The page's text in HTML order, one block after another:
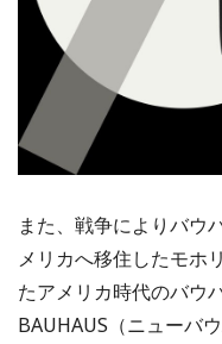
また、戦争によりバウ
メリカへ移住したモホ
たアメリカ時代のバウ
BAUHAUS（ニューバ